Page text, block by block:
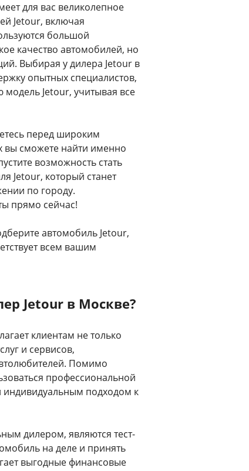
для вас великолепное
Jetour, включая
большой
качество автомобилей, но
Выбирая у дилера Jetour в
опытных специалистов,
Jetour, учитывая все
перед широким
вы сможете найти именно
возможность стать
Jetour, который станет
по городу.
прямо сейчас!
автомобиль Jetour,
всем вашим
Jetour в Москве?
клиентам не только
и сервисов,
Помимо
профессиональной
индивидуальным подходом к
дилером, являются тест-
на деле и принять
выгодные финансовые